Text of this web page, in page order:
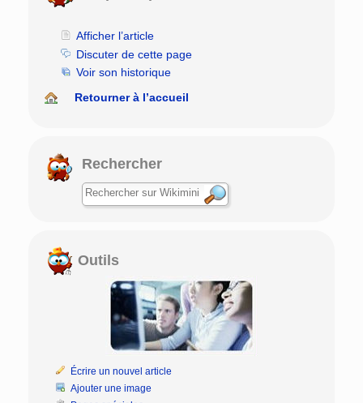
Afficher l’article
Discuter de cette page
Voir son historique
Retourner à l’accueil
Rechercher
Outils
Écrire un nouvel article
Ajouter une image